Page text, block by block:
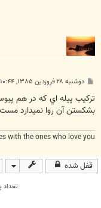
پ
ت
دوشنبه ۲۸ فروردین ۱۳۸۵, ۱۰:۴۴ ب.ظ
ترکيب پيله اي که در هم
بشکستن آن روا نميدارد مست
with the ones who love you
قفل شده
تعداد